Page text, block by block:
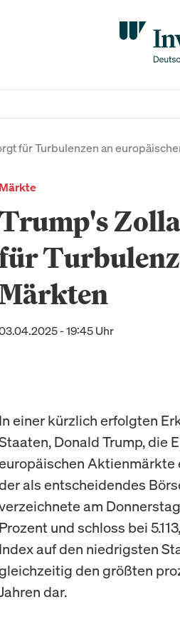
für Turbulenzen an
Märkte
- 19:45 Uhr
In einer kürzlich erfolgten
Donald Trump, die
Aktienmärkte
als entscheidendes
am
Prozent und schloss bei
Index auf den niedrigsten
den größten
dar.